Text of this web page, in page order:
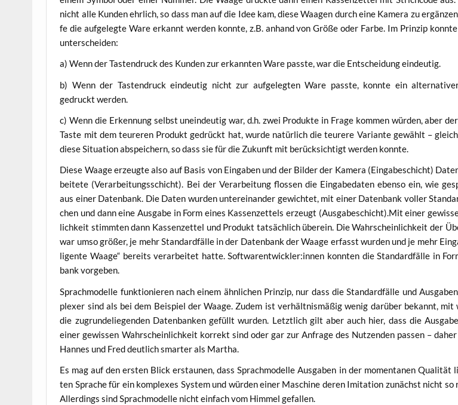
nicht alle Kun­den ehr­lich, so dass man auf die Idee kam, die­se Waa­gen durch eine Kame­ra zu
fe die auf­ge­leg­te Ware erkannt wer­den konn­te, z.B. anhand von Grö­ße oder Far­be. Im Prin­zip
unterscheiden:
a) Wenn der Tas­ten­druck des Kun­den zur erkann­ten Ware pass­te, war die Ent­schei­dung eindeutig.
b) Wenn der Tas­ten­druck ein­deu­tig nicht zur auf­ge­leg­ten Ware pass­te, konn­te ein
gedruckt werden.
c) Wenn die Erken­nung selbst unein­deu­tig war, d.h. zwei Pro­duk­te in Fra­ge kom­men wür­den, aber
Tas­te mit dem teu­re­ren Pro­dukt gedrückt hat, wur­de natür­lich die teu­re­re Vari­an­te gewählt –
die­se Situa­ti­on abspei­chern, so dass sie für die Zukunft mit berück­sich­tigt wer­den konnte.
Die­se Waa­ge erzeug­te also auf Basis von Ein­ga­ben und der Bil­der der Kame­ra (Ein­ga­be­schicht)
bei­te­te (Ver­ar­bei­tungs­schicht). Bei der Ver­ar­bei­tung flos­sen die Ein­ga­be­da­ten eben­so ein, wie
aus einer Daten­bank. Die Daten wur­den unter­ein­an­der gewich­tet, mit einer Daten­bank vol­ler
chen und dann eine Aus­ga­be in Form eines Kas­sen­zet­tels erzeugt (Ausgabeschicht).Mit einer
lich­keit stimm­ten dann Kas­sen­zet­tel und Pro­dukt tat­säch­lich über­ein. Die Wahr­schein­lich­keit der
war umso grö­ßer, je mehr Stan­dard­fäl­le in der Daten­bank der Waa­ge erfasst wur­den und je mehr
li­gen­te Waa­ge“ bereits ver­ar­bei­tet hat­te. Softwarentwickler:innen konn­ten die Stan­dard­fäl­le in
bank vorgeben.
Sprach­mo­del­le funk­tio­nie­ren nach einem ähn­li­chen Prin­zip, nur dass die Stan­dard­fäl­le und
ple­xer sind als bei dem Bei­spiel der Waa­ge. Zudem ist ver­hält­nis­mä­ßig wenig dar­über bekannt, mit
die zugrun­de­lie­gen­den Daten­ban­ken gefüllt wur­den. Letzt­lich gilt aber auch hier, dass die
einer gewis­sen Wahr­schein­lich­keit kor­rekt sind oder gar zur Anfra­ge des Nut­zen­den pas­sen –
Han­nes und Fred deut­lich smar­ter als Martha.
Es mag auf den ers­ten Blick erstau­nen, dass Sprach­mo­del­le Aus­ga­ben in der momen­ta­nen
ten Spra­che für ein kom­ple­xes Sys­tem und wür­den einer Maschi­ne deren Imi­ta­ti­on zunächst nicht so
Aller­dings sind Sprach­mo­del­le nicht ein­fach vom Him­mel gefallen.